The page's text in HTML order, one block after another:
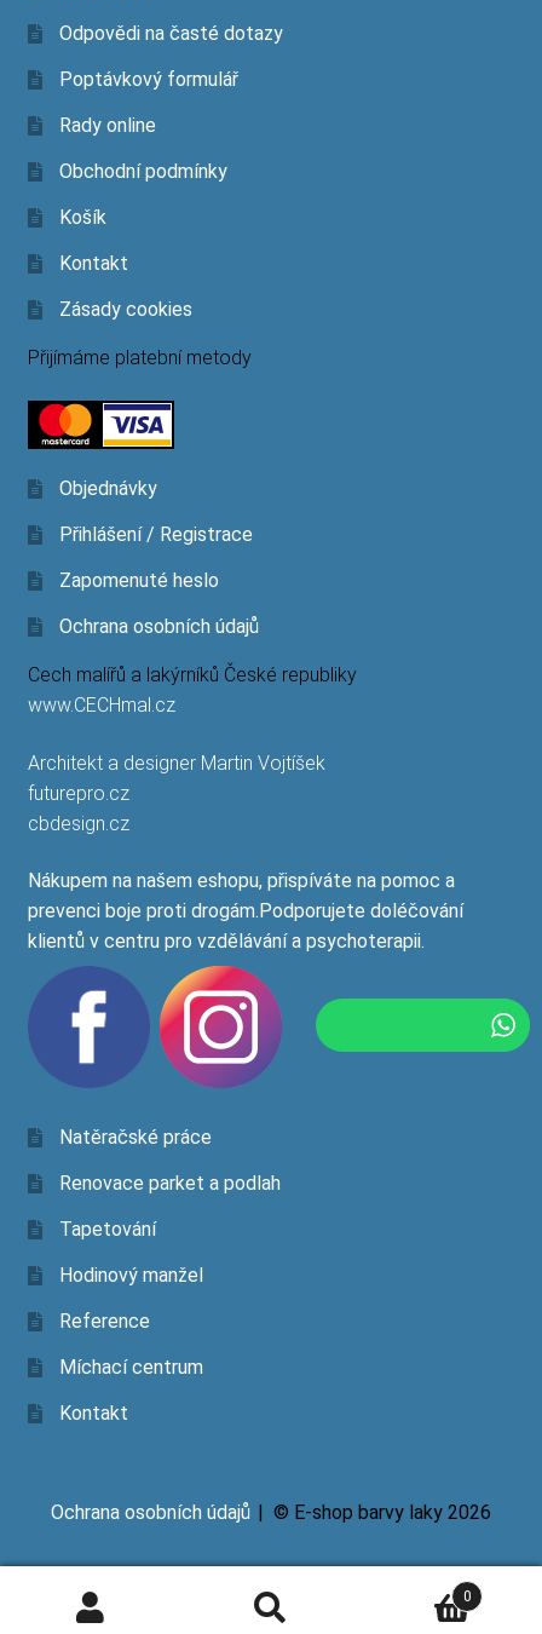
Odpovědi na časté dotazy
Poptávkový formulář
Rady online
Obchodní podmínky
Košík
Kontakt
Zásady cookies
Přijímáme platební metody
Objednávky
Přihlášení / Registrace
Zapomenuté heslo
Ochrana osobních údajů
Cech malířů a lakýrníků České republiky
www.CECHmal.cz
Architekt a designer Martin Vojtíšek
futurepro.cz
cbdesign.cz
Nákupem na našem eshopu, přispíváte na pomoc a
prevenci boje proti drogám.Podporujete doléčování
klientů v centru pro vzdělávání a psychoterapii.
Natěračské práce
Renovace parket a podlah
Tapetování
Hodinový manžel
Reference
Míchací centrum
Kontakt
Ochrana osobních údajů © E-shop barvy laky 2026
0